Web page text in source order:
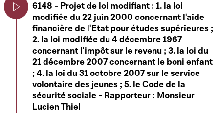
6148 - Projet de loi modifiant : 1. la loi
modifiée du 22 juin 2000 concernant l'aide
financière de l'Etat pour études supérieures ;
2. la loi modifiée du 4 décembre 1967
concernant l'impôt sur le revenu ; 3. la loi du
21 décembre 2007 concernant le boni enfant
; 4. la loi du 31 octobre 2007 sur le service
volontaire des jeunes ; 5. le Code de la
sécurité sociale - Rapporteur : Monsieur
Lucien Thiel